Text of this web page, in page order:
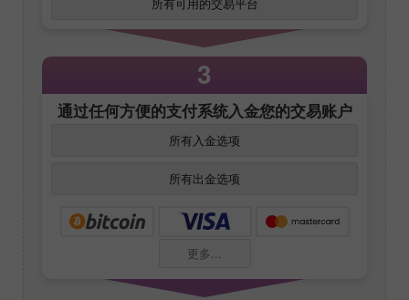
3
通过任何方便的支付系统入金您的交易账户
所有入金选项
所有出金选项
更多...